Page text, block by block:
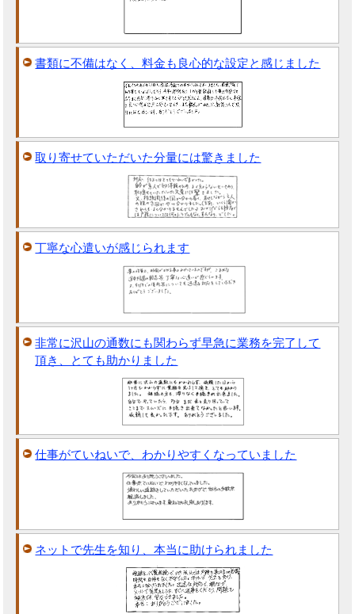
書類に不備はなく、料金も良心的な設定と感じました
取り寄せていただいた分量には驚きました
丁寧な心遣いが感じられます
非常に沢山の通数にも関わらず早急に業務を完了して
頂き、とても助かりました
仕事がていねいで、わかりやすくなっていました
ネットで先生を知り、本当に助けられました